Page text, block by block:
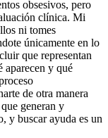
obsesivos, pero
clínica. Mi
ni tomes
únicamente en lo
que representan
aparecen y qué
de otra manera
generan y
y buscar ayuda es un